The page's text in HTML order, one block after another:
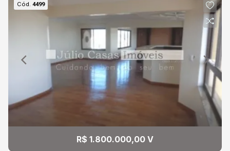
Cód.4499
R$ 1.800.000,00 V